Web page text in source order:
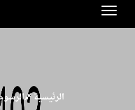
Toggle
navigation
الرئيسية